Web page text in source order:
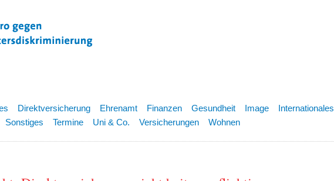
Direktversicherung Ehrenamt Finanzen Gesundheit Image Internationales
Sonstiges Termine Uni & Co. Versicherungen Wohnen